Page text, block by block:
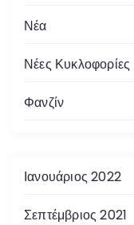
Νέα
Νέες Κυκλοφορίες
Φανζίν
Ιανουάριος 2022
Σεπτέμβριος 2021